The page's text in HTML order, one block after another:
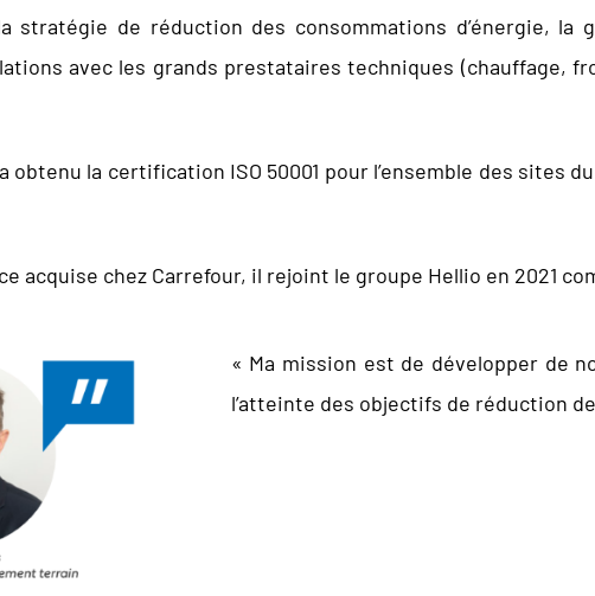
stratégie de réduction des consommations d’énergie,
avec les grands prestataires techniques (chauffage,
obtenu la certification ISO 50001 pour l’ensemble des sites
acquise chez Carrefour, il rejoint le groupe Hellio en 2021
« Ma mission est de développer de
l’atteinte des objectifs de réduction